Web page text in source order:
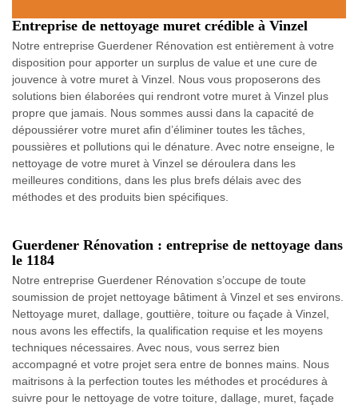
Entreprise de nettoyage muret crédible à Vinzel
Notre entreprise Guerdener Rénovation est entièrement à votre
disposition pour apporter un surplus de value et une cure de
jouvence à votre muret à Vinzel. Nous vous proposerons des
solutions bien élaborées qui rendront votre muret à Vinzel plus
propre que jamais. Nous sommes aussi dans la capacité de
dépoussiérer votre muret afin d’éliminer toutes les tâches,
poussières et pollutions qui le dénature. Avec notre enseigne, le
nettoyage de votre muret à Vinzel se déroulera dans les
meilleures conditions, dans les plus brefs délais avec des
méthodes et des produits bien spécifiques.
Guerdener Rénovation : entreprise de nettoyage dans
le 1184
Notre entreprise Guerdener Rénovation s’occupe de toute
soumission de projet nettoyage bâtiment à Vinzel et ses environs.
Nettoyage muret, dallage, gouttière, toiture ou façade à Vinzel,
nous avons les effectifs, la qualification requise et les moyens
techniques nécessaires. Avec nous, vous serrez bien
accompagné et votre projet sera entre de bonnes mains. Nous
maitrisons à la perfection toutes les méthodes et procédures à
suivre pour le nettoyage de votre toiture, dallage, muret, façade